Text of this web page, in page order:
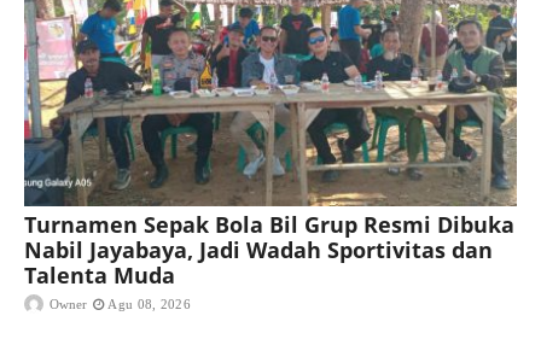
Turnamen Sepak Bola Bil Grup Resmi Dibuka
Nabil Jayabaya, Jadi Wadah Sportivitas dan
Talenta Muda
Owner Agu 08, 2026